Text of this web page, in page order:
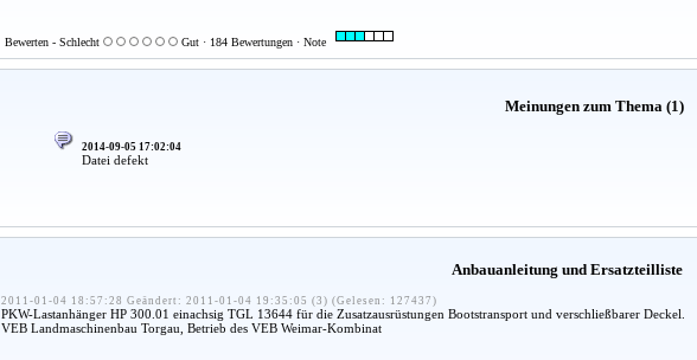
Bewerten - Schlecht Gut · 184 Bewertungen · Note
Meinungen zum Thema (1)
2014-09-05 17:02:04
Datei defekt
Anbauanleitung und Ersatzteilliste
2011-01-04 18:57:28 Geändert: 2011-01-04 19:35:05 (3) (Gelesen: 127437)
PKW-Lastanhänger HP 300.01 einachsig TGL 13644 für die Zusatzausrüstungen Bootstransport und verschließbarer Deckel.
VEB Landmaschinenbau Torgau, Betrieb des VEB Weimar-Kombinat